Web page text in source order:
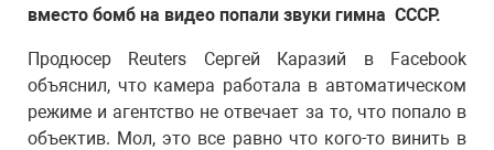
вместо бомб на видео попали звуки гимна СССР.
Продюсер Reuters Сергей Каразий в Facebook
объяснил, что камера работала в автоматическом
режиме и агентство не отвечает за то, что попало в
объектив. Мол, это все равно что кого-то винить в